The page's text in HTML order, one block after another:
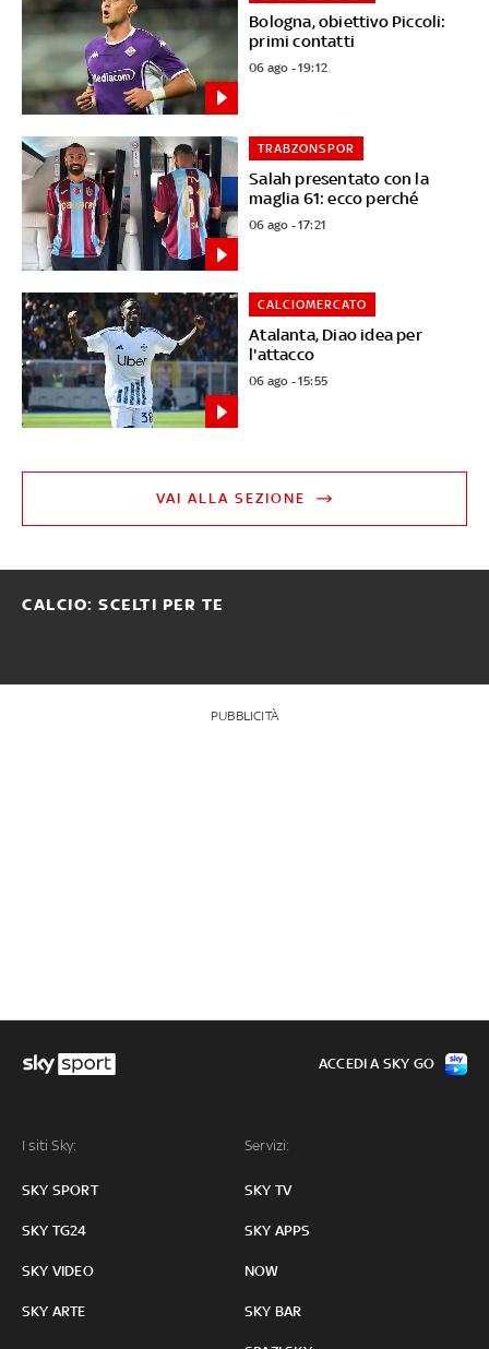
Bologna, obiettivo Piccoli:
primi contatti
06 ago - 19:12
Salah presentato con la
maglia 61: ecco perché
TRABZONSPOR
06 ago - 17:21
Atalanta, Diao idea per
l'attacco
CALCIOMERCATO
06 ago - 15:55
VAI ALLA SEZIONE
CALCIO: SCELTI PER TE
PUBBLICITÀ
I siti Sky:
SKY SPORT
SKY TG24
SKY VIDEO
SKY ARTE
Servizi:
SKY TV
SKY APPS
NOW
SKY BAR
ACCEDI A SKY GO